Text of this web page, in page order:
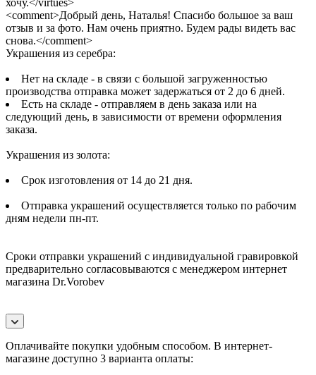
<comment>Добрый день, Наталья! Спасибо большое за ваш
отзыв и за фото. Нам очень приятно. Будем рады видеть вас
снова.</comment>
Украшения из серебра:
Нет на складе - в связи с большой загруженностью
производства отправка может задержаться от 2 до 6 дней.
Есть на складе - отправляем в день заказа или на
следующий день, в зависимости от времени оформления
заказа.
Украшения из золота:
Срок изготовления от 14 до 21 дня.
Отправка украшений осуществляется только по рабочим
дням недели пн-пт.
Сроки отправки украшений с индивидуальной гравировкой
предварительно согласовываются с менеджером интернет
магазина Dr.Vorobev
Оплачивайте покупки удобным способом. В интернет-
магазине доступно 3 варианта оплаты: